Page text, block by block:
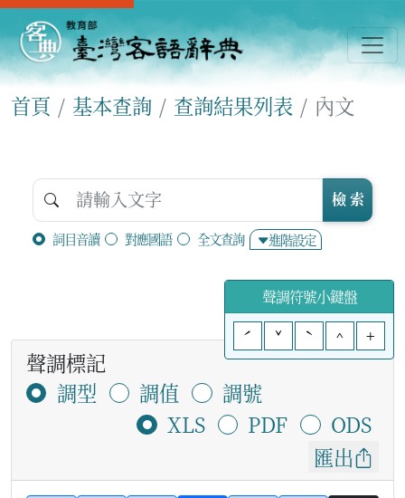
首頁 基本查詢 查詢結果列表 內文
詞目音讀 對應國語 全文查詢 進階設定
檢 索
聲調符號小鍵盤
ˊ
ˇ ˋ ^ +
聲調標記
調型
調值
調號
XLS
PDF
ODS
匯出